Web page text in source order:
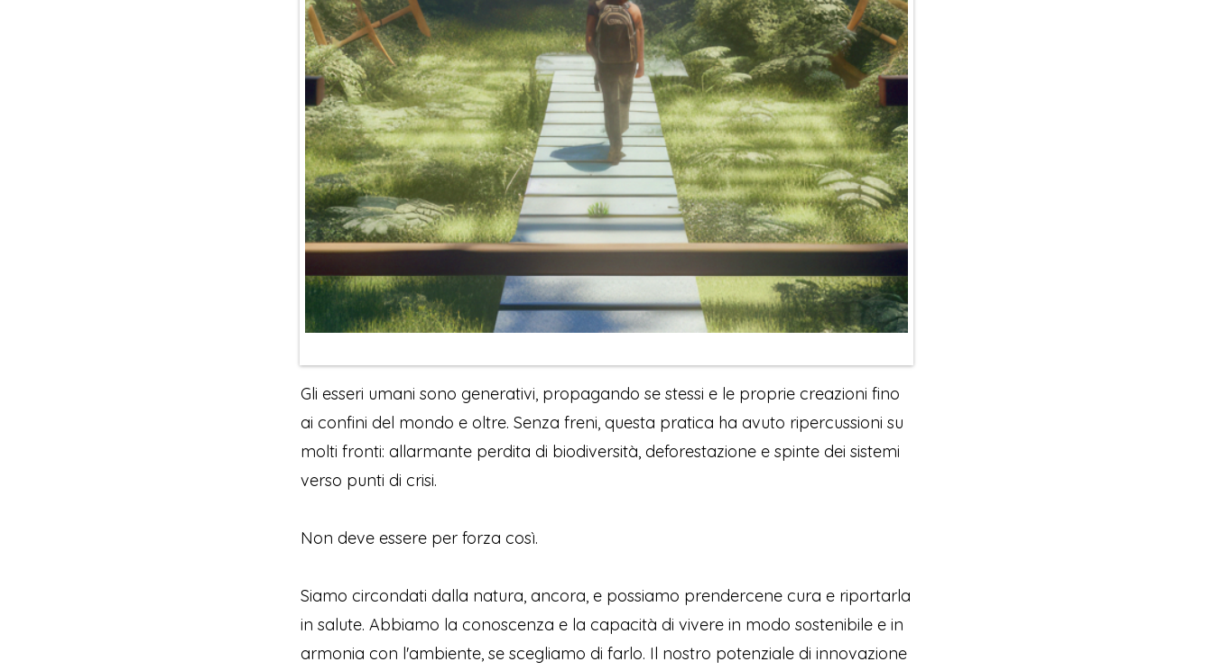
Gli esseri umani sono generativi, propagando se stessi e le proprie creazioni fino
ai confini del mondo e oltre. Senza freni, questa pratica ha avuto ripercussioni su
molti fronti: allarmante perdita di biodiversità, deforestazione e spinte dei sistemi
verso punti di crisi.
Non deve essere per forza così.
Siamo circondati dalla natura, ancora, e possiamo prendercene cura e riportarla
in salute. Abbiamo la conoscenza e la capacità di vivere in modo sostenibile e in
armonia con l'ambiente, se scegliamo di farlo. Il nostro potenziale di innovazione